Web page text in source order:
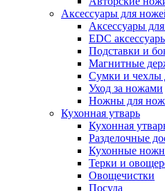
Аксессуары для
Аксессуары
EDC
Подставки и
Магнитные
Сумки и чехлы
Уход за ножами
Ножны для
Кухонная утварь
Кухонная
Разделочные
Кухонные
Терки и
Овощечистки
Посуда